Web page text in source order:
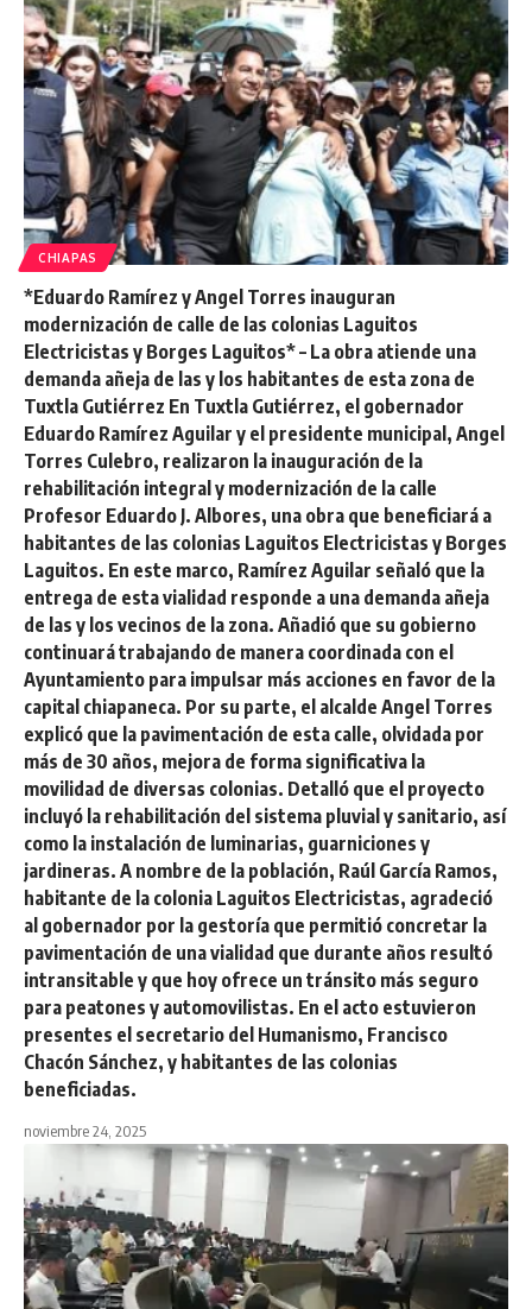
CHIAPAS
*Eduardo Ramírez y Angel Torres inauguran
modernización de calle de las colonias Laguitos
Electricistas y Borges Laguitos* – La obra atiende una
demanda añeja de las y los habitantes de esta zona de
Tuxtla Gutiérrez En Tuxtla Gutiérrez, el gobernador
Eduardo Ramírez Aguilar y el presidente municipal, Angel
Torres Culebro, realizaron la inauguración de la
rehabilitación integral y modernización de la calle
Profesor Eduardo J. Albores, una obra que beneficiará a
habitantes de las colonias Laguitos Electricistas y Borges
Laguitos. En este marco, Ramírez Aguilar señaló que la
entrega de esta vialidad responde a una demanda añeja
de las y los vecinos de la zona. Añadió que su gobierno
continuará trabajando de manera coordinada con el
Ayuntamiento para impulsar más acciones en favor de la
capital chiapaneca. Por su parte, el alcalde Angel Torres
explicó que la pavimentación de esta calle, olvidada por
más de 30 años, mejora de forma significativa la
movilidad de diversas colonias. Detalló que el proyecto
incluyó la rehabilitación del sistema pluvial y sanitario, así
como la instalación de luminarias, guarniciones y
jardineras. A nombre de la población, Raúl García Ramos,
habitante de la colonia Laguitos Electricistas, agradeció
al gobernador por la gestoría que permitió concretar la
pavimentación de una vialidad que durante años resultó
intransitable y que hoy ofrece un tránsito más seguro
para peatones y automovilistas. En el acto estuvieron
presentes el secretario del Humanismo, Francisco
Chacón Sánchez, y habitantes de las colonias
beneficiadas.
noviembre 24, 2025